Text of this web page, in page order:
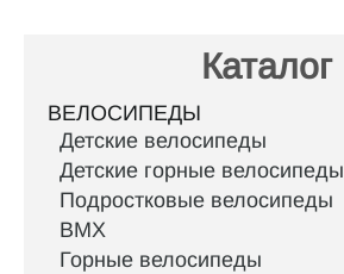
Каталог
ВЕЛОСИПЕДЫ
Детские велосипеды
Детские горные велосипеды
Подростковые велосипеды
BMX
Горные велосипеды